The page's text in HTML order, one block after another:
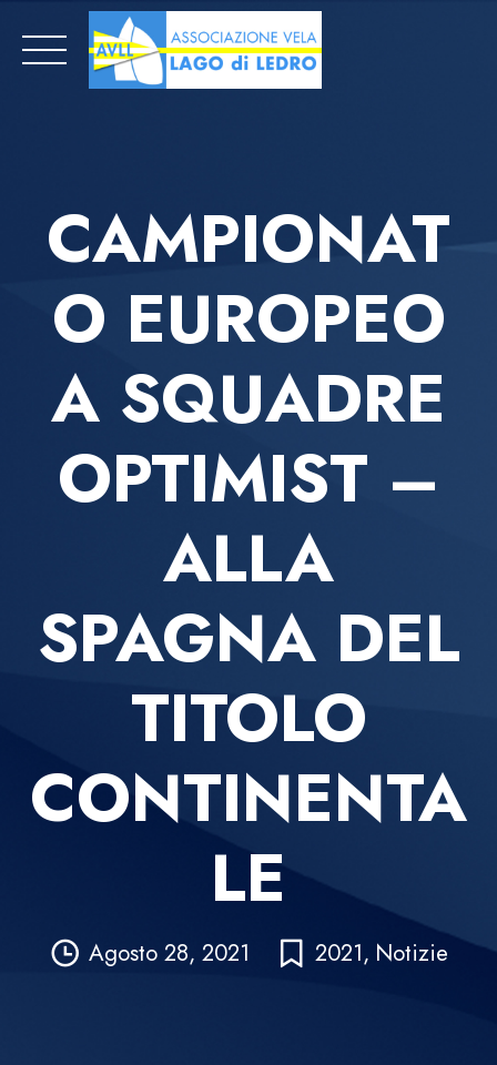
content
CAMPIONAT
O EUROPEO
A SQUADRE
OPTIMIST –
ALLA
SPAGNA DEL
TITOLO
CONTINENTA
LE
Agosto 28, 2021 2021, Notizie